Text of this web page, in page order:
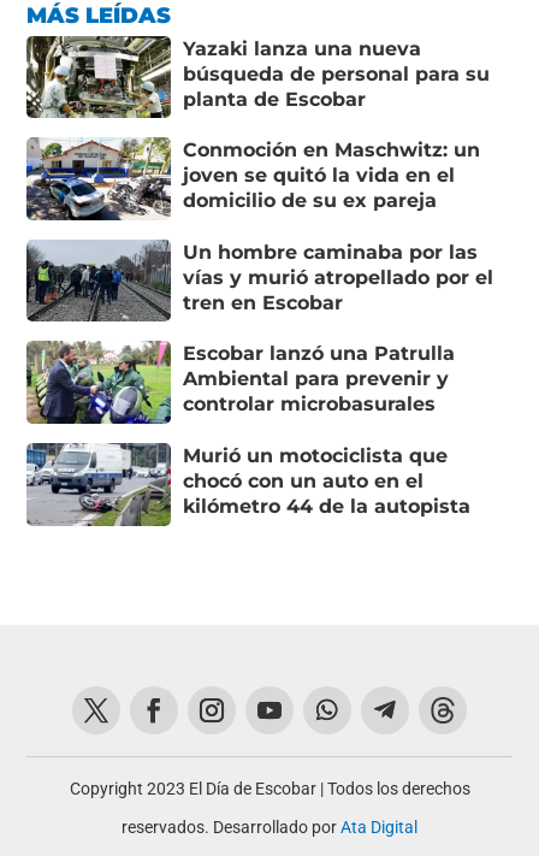
MÁS LEÍDAS
Yazaki lanza una nueva
búsqueda de personal para su
planta de Escobar
Conmoción en Maschwitz: un
joven se quitó la vida en el
domicilio de su ex pareja
Un hombre caminaba por las
vías y murió atropellado por el
tren en Escobar
Escobar lanzó una Patrulla
Ambiental para prevenir y
controlar microbasurales
Murió un motociclista que
chocó con un auto en el
kilómetro 44 de la autopista
Copyright 2023 El Día de Escobar | Todos los derechos
reservados. Desarrollado porAta Digital